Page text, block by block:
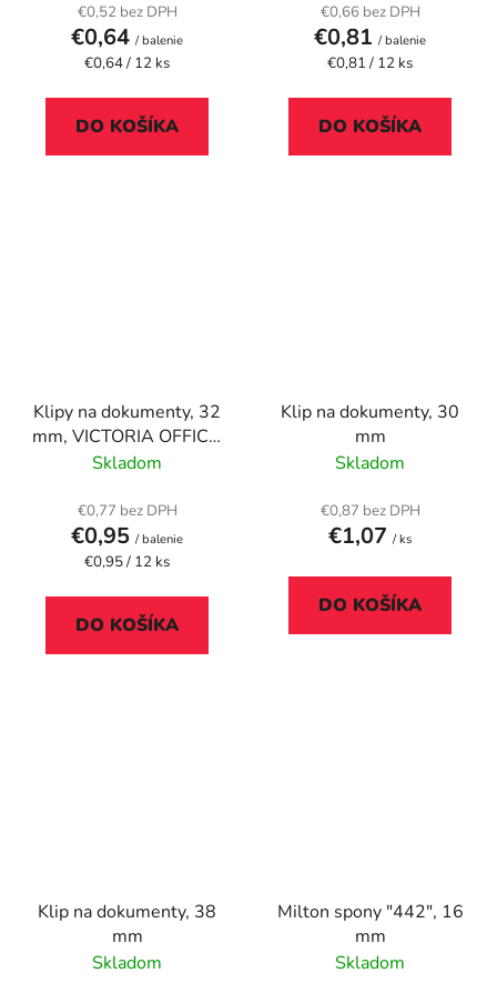
€0,52 bez DPH
€0,64 / balenie
Jednotková
€0,64 / 12 ks
DO KOŠÍKA
€0,66 bez DPH
€0,81 / balenie
Jednotková
€0,81 / 12 ks
DO KOŠÍKA
Klipy na dokumenty, 32
mm, VICTORIA OFFICE,
čierne
Skladom
€0,77 bez DPH
€0,95 / balenie
Jednotková
€0,95 / 12 ks
DO KOŠÍKA
Klip na dokumenty, 30
mm
Skladom
€0,87 bez DPH
€1,07 / ks
DO KOŠÍKA
Klip na dokumenty, 38
mm
Skladom
Milton spony "442", 16
mm
Skladom